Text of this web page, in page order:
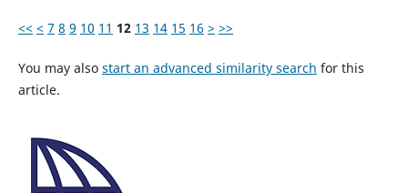
<< < 7 8 9 10 11 12 13 14 15 16 > >>
You may also start an advanced similarity search for this
article.